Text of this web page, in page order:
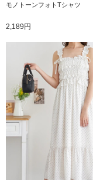
モノトーンフォトTシャツ
2,189円